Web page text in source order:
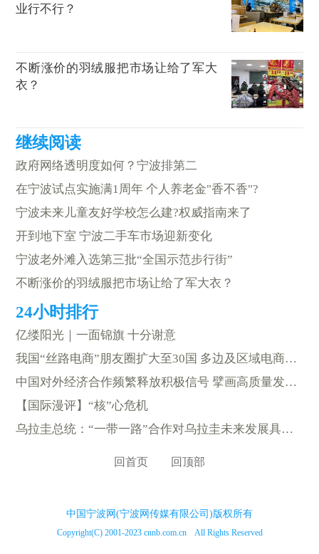
业行不行？
不断涨价的羽绒服把市场让给了军大
衣？
政府网络透明度如何？宁波排第二
在宁波试点实施满1周年 个人养老金"香不香"?
宁波未来儿童友好学校怎么建?权威指南来了
开到地下室 宁波二手车市场迎新变化
宁波老外滩入选第三批“全国示范步行街”
不断涨价的羽绒服把市场让给了军大衣？
亿缕阳光｜一面锦旗 十分谢意
我国“丝路电商”朋友圈扩大至30国 多边及区域电商合作机制取得显著成效
中国对外经济合作频繁释放积极信号 擘画高质量发展新蓝图
【国际漫评】“核”心危机
乌拉圭总统：“一带一路”合作对乌拉圭未来发展具有重要意义
回首页 回顶部
中国宁波网(宁波网传媒有限公司)版权所有
Copyright(C) 2001-2023 cnnb.com.cn All Rights Reserved